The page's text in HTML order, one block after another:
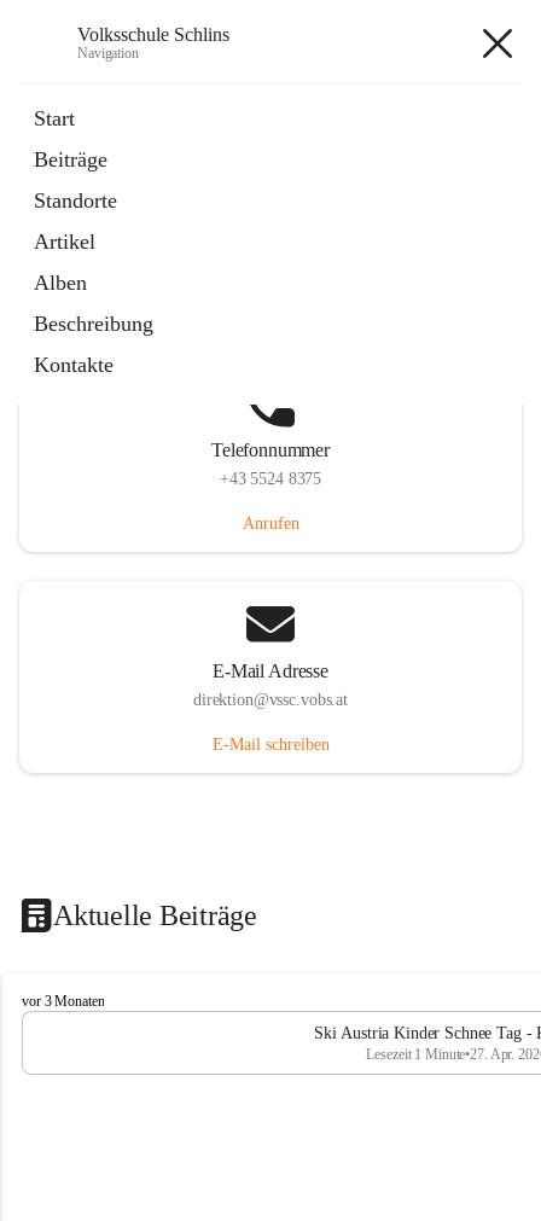
Volksschule Schlins
Navigation
Start
Beiträge
Standorte
Artikel
Alben
Beschreibung
Kontakte
Telefonnummer
+43 5524 8375
Anrufen
E-Mail Adresse
direktion@vssc.vobs.at
E-Mail schreiben
Aktuelle Beiträge
V
o
k
vor 3 Monaten
Ski Austria Kinder Schnee Tag -
Lesezeit 1 Minute•27. Apr.